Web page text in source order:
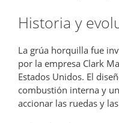
Historia y
La grúa horquilla fue
por la empresa Clark
Estados Unidos. El
combustión interna y
accionar las ruedas y